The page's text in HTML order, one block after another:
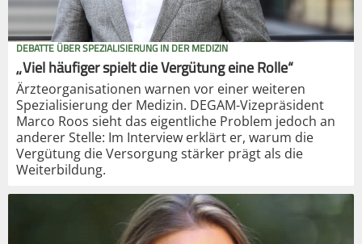
DEBATTE ÜBER SPEZIALISIERUNG IN DER MEDIZIN
„Viel häufiger spielt die Vergütung eine Rolle“
Ärzteorganisationen warnen vor einer weiteren
Spezialisierung der Medizin. DEGAM-Vizepräsident
Marco Roos sieht das eigentliche Problem jedoch an
anderer Stelle: Im Interview erklärt er, warum die
Vergütung die Versorgung stärker prägt als die
Weiterbildung.